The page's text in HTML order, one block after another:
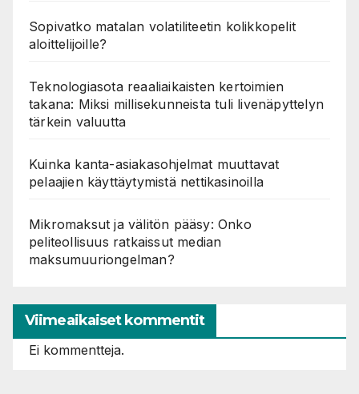
Sopivatko matalan volatiliteetin kolikkopelit
aloittelijoille?
Teknologiasota reaaliaikaisten kertoimien
takana: Miksi millisekunneista tuli livenäpyttelyn
tärkein valuutta
Kuinka kanta-asiakasohjelmat muuttavat
pelaajien käyttäytymistä nettikasinoilla
Mikromaksut ja välitön pääsy: Onko
peliteollisuus ratkaissut median
maksumuuriongelman?
Viimeaikaiset kommentit
Ei kommentteja.